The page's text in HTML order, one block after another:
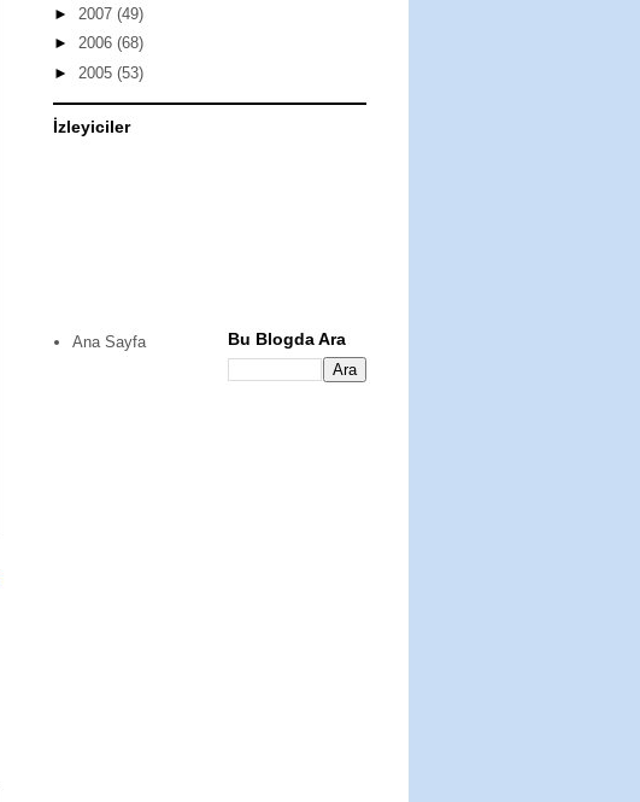
► 2007 (49)
► 2006 (68)
► 2005 (53)
İzleyiciler
Ana Sayfa Bu Blogda Ara